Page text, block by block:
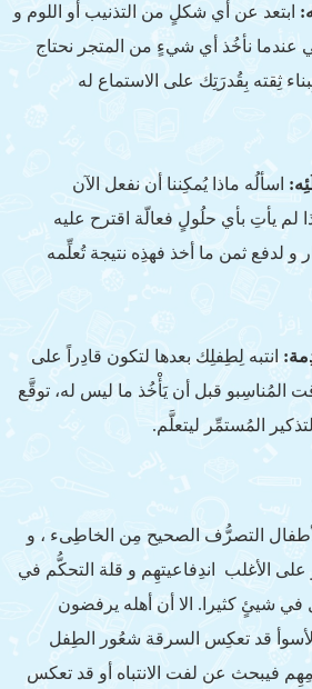
ابتعد عن أي شكلٍ من التذنيب أو اللوم و
عندما نأخُذ أي شيءٍ من المتجر نحتاج
ثِقته بِقُدرَتِك على الاستماع له
اسألُه ماذا يُمكِننا أن نفعل الآن
يأتِ بأي حلُولٍ فعالّة اقترح عليه
و لدفع ثمن ما أخذ فهذِه نتيجة تُعلِّمه
انتبه لِطِفلِك بعدها لتكون قادِراً على
المُناسِبو قبل أن يَأْخُذ ما ليس له، توقَّع
المُستمِّر ليتعلَّم.
التصرُّف الصحيح مِن الخاطِىء ، و
الأغلب اندِفاعيتهِم و قلة التحكُّم في
شيئٍ كثيرا. الا أن أهله يرفضون
قد تعكِس السرقة شعُور الطِفل
فيبحث عن لفت الانتباه أو قد تعكس